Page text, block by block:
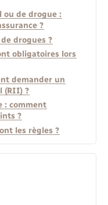
ou de drogue :
?
drogues ?
obligatoires lors
demander un
(RII) ?
: comment
?
les règles ?